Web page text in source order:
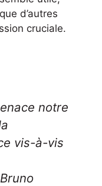
d’autres
cruciale.
notre
vis-à-vis